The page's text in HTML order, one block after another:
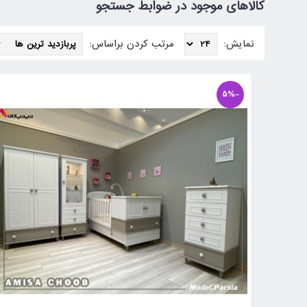
کالاهای موجود در ضوابط جستجو
نمایش: مرتب کردن براساس:
-5%